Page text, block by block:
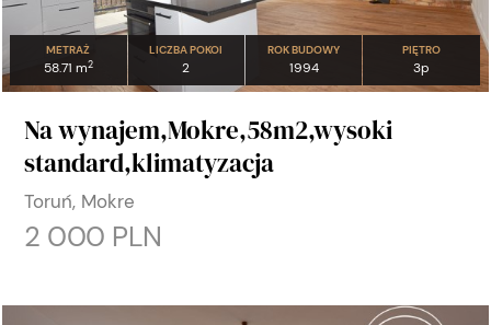
METRAŻ
58.71 m2
LICZBA POKOI
2
ROK BUDOWY
1994
PIĘTRO
3p
Na wynajem,Mokre,58m2,wysoki
standard,klimatyzacja
Toruń, Mokre
2 000 PLN